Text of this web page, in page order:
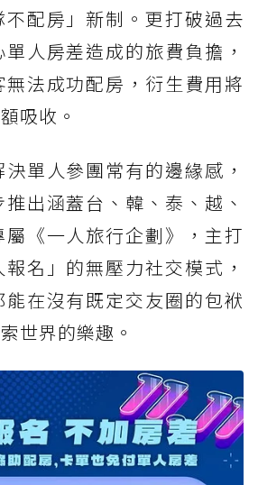
配房」新制。更打破過去
人房差造成的旅費負擔，
法成功配房，衍生費用將
吸收。
單人參團常有的邊緣感，
出涵蓋台、韓、泰、越、
屬《一人旅行企劃》，主打
報名」的無壓力社交模式，
在沒有既定交友圈的包袱
世界的樂趣。